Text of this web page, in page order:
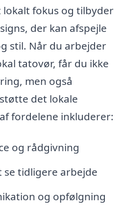
fokus og tilbyder
der kan afspejle
stil. Når du arbejder
tatovør, får du ikke
men også
det lokale
fordelene inkluderer:
og rådgivning
se tidligere arbejde
og opfølgning